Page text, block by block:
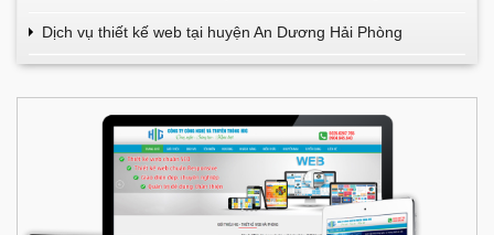
Dịch vụ thiết kế web tại huyện An Dương Hải Phòng